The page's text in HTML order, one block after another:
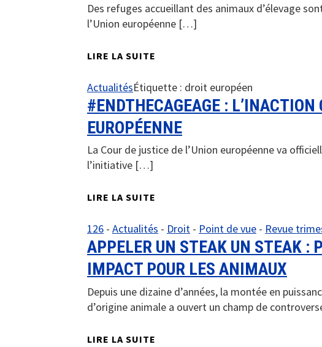
Des refuges accueillant des animaux d’élevage
l’Union européenne […]
LIRE LA SUITE
ActualitésÉtiquette : droit européen
#ENDTHECAGEAGE :
EUROPÉENNE
La Cour de justice de l’Union européenne va
l’initiative […]
LIRE LA SUITE
126 - Actualités - Droit - Point de vue - Revue
APPELER UN STEAK UN STEAK :
IMPACT POUR LES ANIMAUX
Depuis une dizaine d’années, la montée en
d’origine animale a ouvert un champ de
LIRE LA SUITE